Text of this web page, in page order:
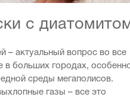
с
– актуальный вопрос во все
больших городах,
среды мегаполисов.
газы – все это